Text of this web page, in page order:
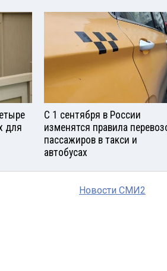
для
С 1 сентября в России
изменятся правила
пассажиров в такси и
автобусах
Новости СМИ2